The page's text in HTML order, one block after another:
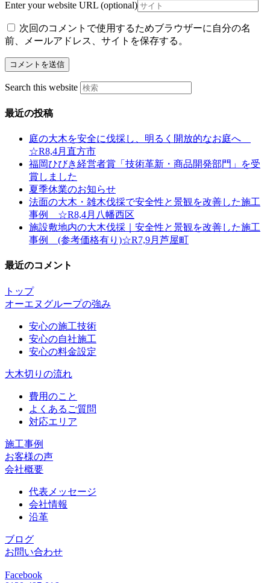
Enter your website URL (optional)
次回のコメントで使用するためブラウザーに自分の名
前、メールアドレス、サイトを保存する。
Search this website
最近の投稿
庭の大木を安全に伐採し、明るく開放的なお庭へ
☆R8,4月直方市
福岡ひびき経営者賞「技術革新・商品開発部門」を受
賞しました
夏季休業のお知らせ
法面の大木・雑木伐採で安全性と景観を改善した施工
事例 ☆R8,4月八幡西区
施設敷地内の大木伐採｜安全性と景観を改善した施工
事例 (参考価格有り)☆R7,9月芦屋町
最近のコメント
トップ
オーエヌグループの強み
安心の施工技術
安心の自社施工
安心の料金設定
大木切りの流れ
費用のこと
よくあるご質問
対応エリア
施工事例
お客様の声
会社概要
代表メッセージ
会社情報
沿革
ブログ
お問い合わせ
Facebook